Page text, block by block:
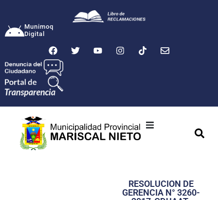
Munimoq
Digital
Transparencia
RESOLUCION DE
GERENCIA N° 3260-